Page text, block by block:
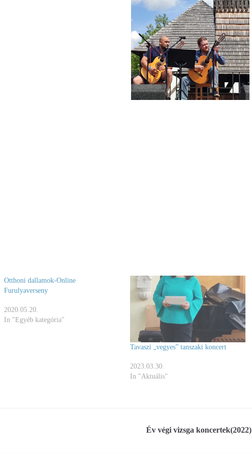
Otthoni dallamok-Online
Furulyaverseny
2020.05.20.
In "Egyéb kategória"
Tavaszi „vegyes” tanszaki koncert
2023.03.30.
In "Aktuális"
Év végi vizsga koncertek(2022)